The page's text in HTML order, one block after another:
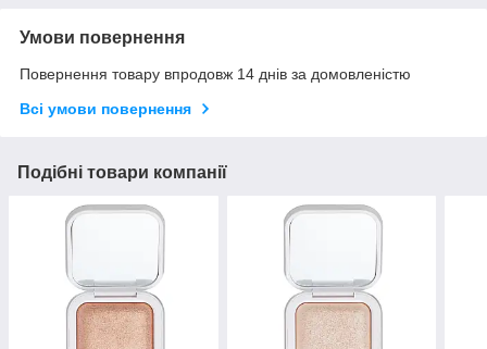
Умови повернення
Повернення товару впродовж 14 днів за домовленістю
Всі умови повернення
Подібні товари компанії